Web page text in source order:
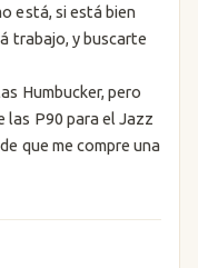
está, si está bien
trabajo, y buscarte
Humbucker, pero
las P90 para el Jazz
que me compre una